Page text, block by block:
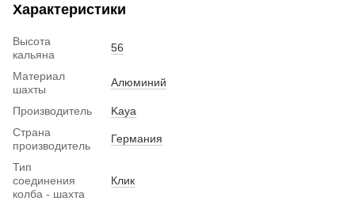
Характеристики
Высота
кальяна
56
Материал
шахты
Алюминий
Производитель
Kaya
Страна
производитель
Германия
Тип
соединения
колба - шахта
Клик